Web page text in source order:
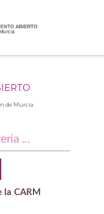
de Murcia
la CARM